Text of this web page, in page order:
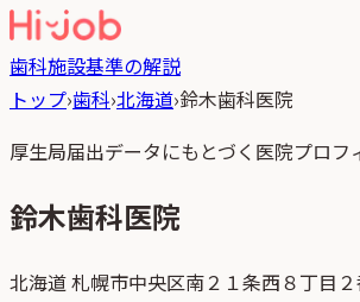
歯科施設基準の解説
トップ›歯科›北海道›鈴木歯科医院
厚生局届出データにもとづく医院プロフ
鈴木歯科医院
北海道札幌市中央区南２１条西８丁目